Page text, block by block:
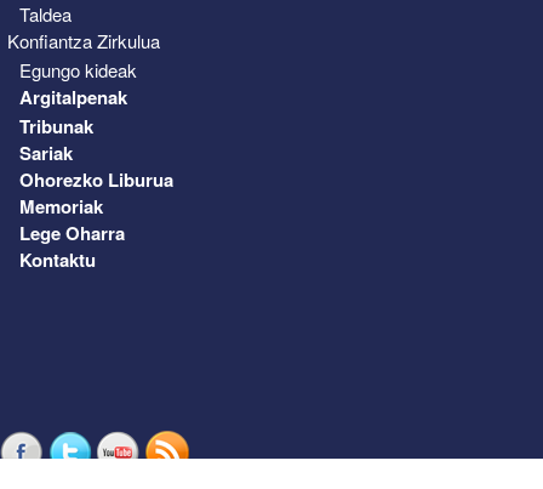
Taldea
Konfiantza Zirkulua
Egungo kideak
Argitalpenak
Tribunak
Sariak
Ohorezko Liburua
Memoriak
Lege Oharra
Kontaktu